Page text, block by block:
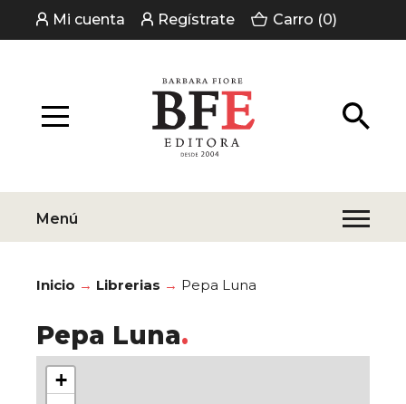
Mi cuenta Regístrate Carro (0)
Menú
Inicio Librerias Pepa Luna
Pepa Luna
+